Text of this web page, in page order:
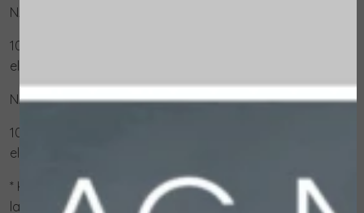
NA ÉÉN WEEK:
100% van de vrouwen meent dat de huid zachter,
elastischer en glanzend is.*
NA TWEE WEKEN:
100% van de vrouwen meent dat de huid zachter,
elastischer en glanzend is.*
* Klinische test door een onafhankelijk
laboratoriumpanel van 20 personen tussen 40 en 60